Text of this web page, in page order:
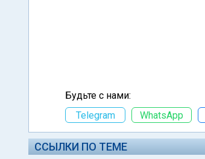
Будьте с нами:
Telegram
WhatsApp
ССЫЛКИ ПО ТЕМЕ